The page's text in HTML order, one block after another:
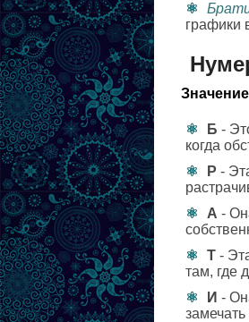
графики
Б -
когда
Р -
А -
Т -
там, где
И -